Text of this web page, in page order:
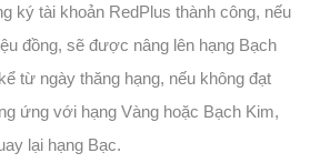
ký tài khoản RedPlus thành công, nếu
đồng, sẽ được nâng lên hạng Bạch
từ ngày thăng hạng, nếu không đạt
ứng với hạng Vàng hoặc Bạch Kim,
lại hạng Bạc.